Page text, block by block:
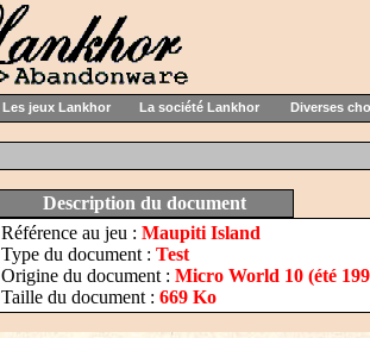
Les jeux Lankhor La société Lankhor Diverses
Description du document
Référence au jeu : Maupiti Island
Type du document : Test
Origine du document : Micro World 10 (été
Taille du document : 669 Ko